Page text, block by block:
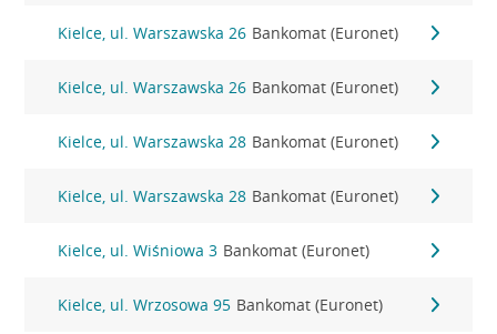
Kielce, ul. Warszawska 26 Bankomat (Euronet)
Kielce, ul. Warszawska 26 Bankomat (Euronet)
Kielce, ul. Warszawska 28 Bankomat (Euronet)
Kielce, ul. Warszawska 28 Bankomat (Euronet)
Kielce, ul. Wiśniowa 3 Bankomat (Euronet)
Kielce, ul. Wrzosowa 95 Bankomat (Euronet)